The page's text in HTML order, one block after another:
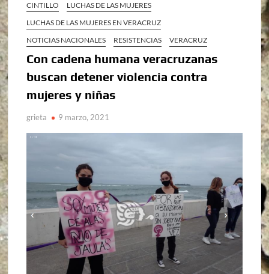
CINTILLO
LUCHAS DE LAS MUJERES
LUCHAS DE LAS MUJERES EN VERACRUZ
NOTICIAS NACIONALES
RESISTENCIAS VERACRUZ
Con cadena humana veracruzanas
buscan detener violencia contra
mujeres y niñas
grieta 9 marzo, 2021